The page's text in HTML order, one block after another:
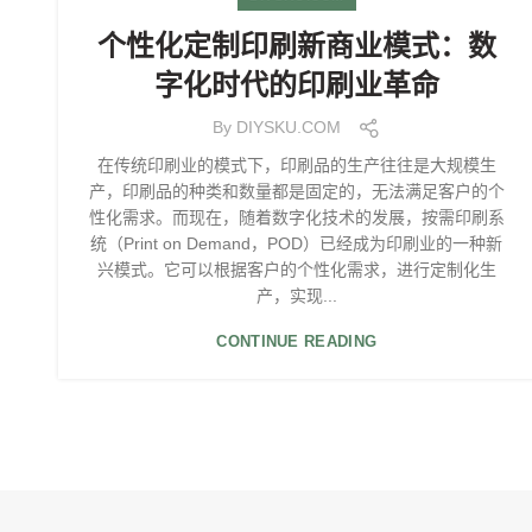
个性化定制印刷新商业模式：数
字化时代的印刷业革命
By DIYSKU.COM
在传统印刷业的模式下，印刷品的生产往往是大规模生
产，印刷品的种类和数量都是固定的，无法满足客户的个
性化需求。而现在，随着数字化技术的发展，按需印刷系
统（Print on Demand，POD）已经成为印刷业的一种新
兴模式。它可以根据客户的个性化需求，进行定制化生
产，实现...
CONTINUE READING